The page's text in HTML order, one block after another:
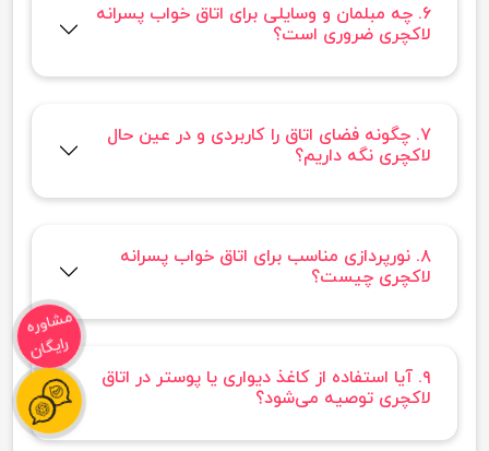
۶. چه مبلمان و وسایلی برای اتاق خواب پسرانه
لاکچری ضروری است؟
۷. چگونه فضای اتاق را کاربردی و در عین حال
لاکچری نگه داریم؟
۸. نورپردازی مناسب برای اتاق خواب پسرانه
لاکچری چیست؟
۹. آیا استفاده از کاغذ دیواری یا پوستر در اتاق
لاکچری توصیه می‌شود؟
مشاوره
رایگان